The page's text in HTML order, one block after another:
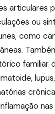
articulares
ou
como
familiar